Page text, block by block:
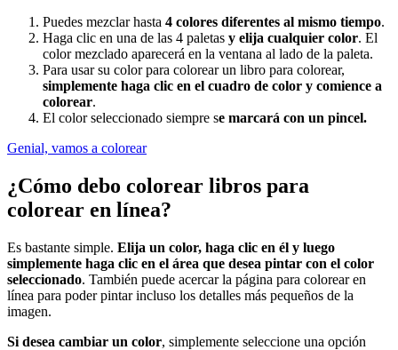
Puedes mezclar hasta 4 colores diferentes al mismo tiempo.
Haga clic en una de las 4 paletas y elija cualquier color. El
color mezclado aparecerá en la ventana al lado de la paleta.
Para usar su color para colorear un libro para colorear,
simplemente haga clic en el cuadro de color y comience a
colorear.
El color seleccionado siempre se marcará con un pincel.
Genial, vamos a colorear
¿Cómo debo colorear libros para
colorear en línea?
Es bastante simple. Elija un color, haga clic en él y luego
simplemente haga clic en el área que desea pintar con el color
seleccionado. También puede acercar la página para colorear en
línea para poder pintar incluso los detalles más pequeños de la
imagen.
Si desea cambiar un color, simplemente seleccione una opción